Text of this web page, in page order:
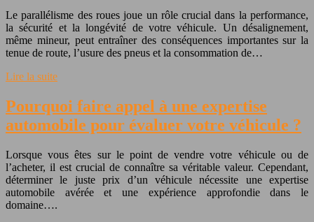
Le parallélisme des roues joue un rôle crucial dans la performance,
la sécurité et la longévité de votre véhicule. Un désalignement,
même mineur, peut entraîner des conséquences importantes sur la
tenue de route, l’usure des pneus et la consommation de…
Lire la suite
Pourquoi faire appel à une expertise
automobile pour évaluer votre véhicule ?
Lorsque vous êtes sur le point de vendre votre véhicule ou de
l’acheter, il est crucial de connaître sa véritable valeur. Cependant,
déterminer le juste prix d’un véhicule nécessite une expertise
automobile avérée et une expérience approfondie dans le
domaine….